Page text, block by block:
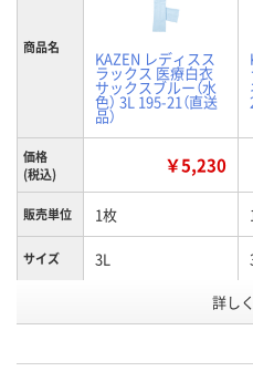
商品名
KAZEN レディスス
ラックス 医療白衣
サックスブルー（水
色） 3L 195-21（直送
品）
価格
(税込)
￥5,230
販売単位 1枚
サイズ 3L
サックスブルー（水
色）
お申込番
詳し